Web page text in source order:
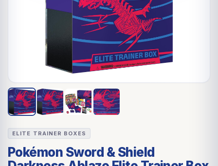
ELITE TRAINER BOXES
Pokémon Sword & Shield